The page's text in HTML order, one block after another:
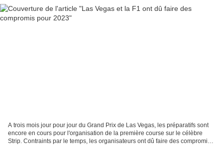
A trois mois jour pour jour du Grand Prix de Las Vegas, les préparatifs sont
encore en cours pour l'organisation de la première course sur le célèbre
Strip. Contraints par le temps, les organisateurs ont dû faire des compromis